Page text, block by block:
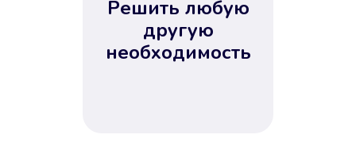
Решить любую
другую
необходимость